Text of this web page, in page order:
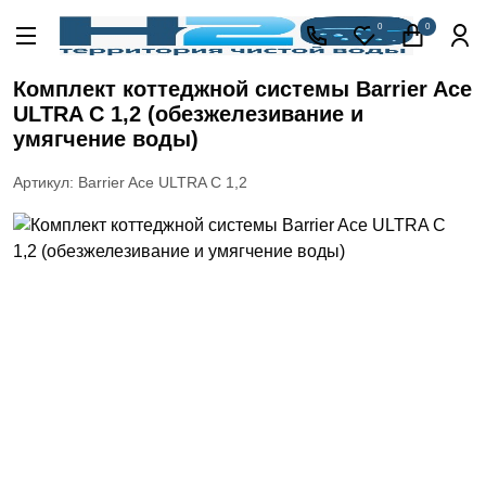
0 0
Акции
Кессоны
скважины
Фильтры
для
воды
Водоподготовка
для дома и
коттеджа
Комплект коттеджной системы Barrier Ace
ULTRA C 1,2 (обезжелезивание и
умягчение воды)
Артикул: Barrier Ace ULTRA C 1,2